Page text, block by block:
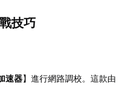
技巧
速器】進行網路調校。這款由